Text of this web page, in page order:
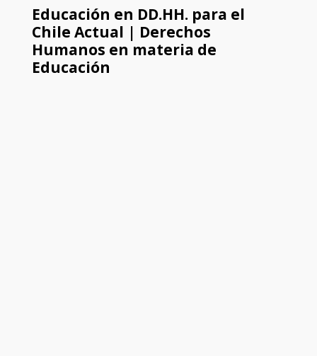
Educación en DD.HH. para el
Chile Actual | Derechos
Humanos en materia de
Educación